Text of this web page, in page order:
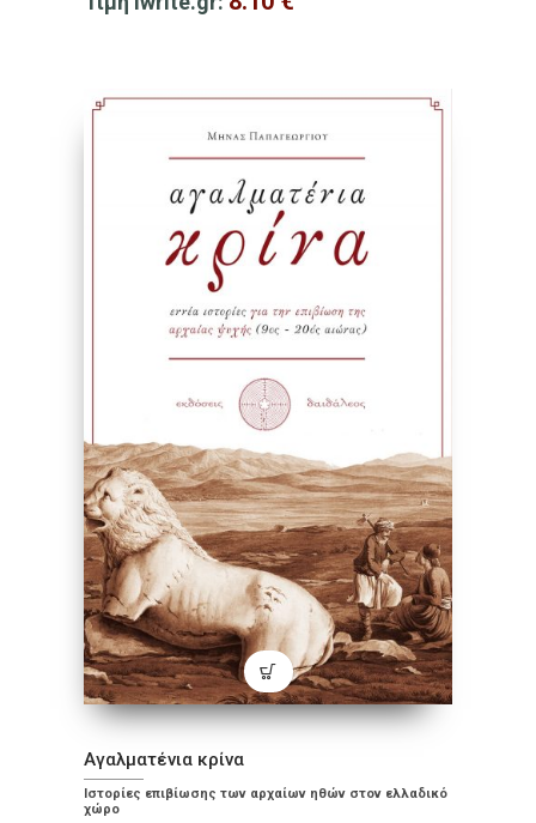
Αγαλματένια κρίνα
Ιστορίες επιβίωσης των αρχαίων ηθών στον ελλαδικό
χώρο